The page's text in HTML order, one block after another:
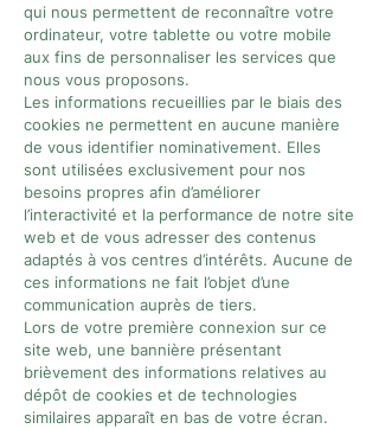
qui nous permettent de reconnaître votre
ordinateur, votre tablette ou votre mobile
aux fins de personnaliser les services que
nous vous proposons.
Les informations recueillies par le biais des
cookies ne permettent en aucune manière
de vous identifier nominativement. Elles
sont utilisées exclusivement pour nos
besoins propres afin d’améliorer
l’interactivité et la performance de notre site
web et de vous adresser des contenus
adaptés à vos centres d’intérêts. Aucune de
ces informations ne fait l’objet d’une
communication auprès de tiers.
Lors de votre première connexion sur ce
site web, une bannière présentant
brièvement des informations relatives au
dépôt de cookies et de technologies
similaires apparaît en bas de votre écran.